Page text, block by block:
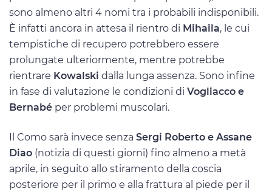
sono almeno altri 4 nomi tra i probabili indisponibili.
È infatti ancora in attesa il rientro di Mihaila, le cui
tempistiche di recupero potrebbero essere
prolungate ulteriormente, mentre potrebbe
rientrare Kowalski dalla lunga assenza. Sono infine
in fase di valutazione le condizioni di Vogliacco e
Bernabé per problemi muscolari.
Il Como sarà invece senza Sergi Roberto e Assane
Diao (notizia di questi giorni) fino almeno a metà
aprile, in seguito allo stiramento della coscia
posteriore per il primo e alla frattura al piede per il